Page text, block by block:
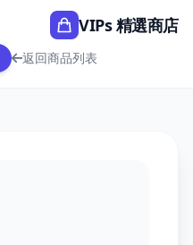
VIPs 精選商店
返回商品列表